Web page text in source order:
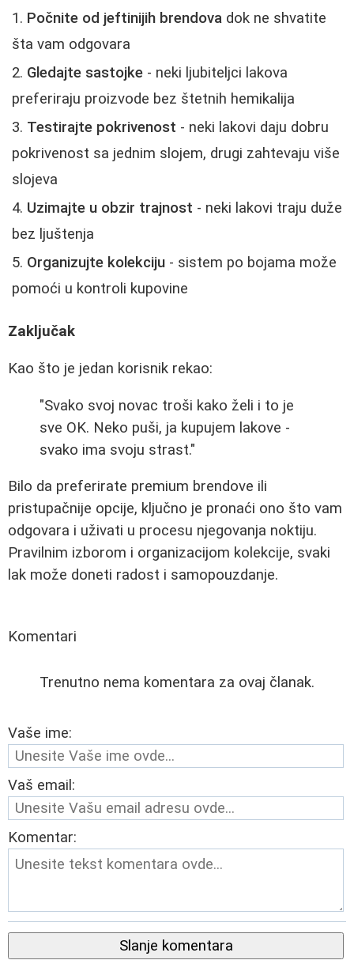
Počnite od jeftinijih brendova dok ne shvatite
šta vam odgovara
Gledajte sastojke - neki ljubiteljci lakova
preferiraju proizvode bez štetnih hemikalija
Testirajte pokrivenost - neki lakovi daju dobru
pokrivenost sa jednim slojem, drugi zahtevaju više
slojeva
Uzimajte u obzir trajnost - neki lakovi traju duže
bez ljuštenja
Organizujte kolekciju - sistem po bojama može
pomoći u kontroli kupovine
Zaključak
Kao što je jedan korisnik rekao:
"Svako svoj novac troši kako želi i to je
sve OK. Neko puši, ja kupujem lakove -
svako ima svoju strast."
Bilo da preferirate premium brendove ili
pristupačnije opcije, ključno je pronaći ono što vam
odgovara i uživati u procesu njegovanja noktiju.
Pravilnim izborom i organizacijom kolekcije, svaki
lak može doneti radost i samopouzdanje.
Komentari
Trenutno nema komentara za ovaj članak.
Vaše ime:
Vaš email:
Komentar:
Slanje komentara